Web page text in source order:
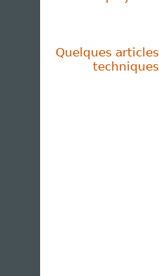
Quelques articles
techniques